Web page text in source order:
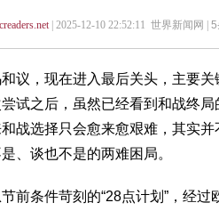
| 2025-12-10 22:52:11 世界新闻网 | 5
议，现在进入最后关头，主要
尝试之后，虽然已经看到和战终
战选择只会愈来愈艰难，其实
、谈也不是的两难困局。
前条件苛刻的“28点计划”，经